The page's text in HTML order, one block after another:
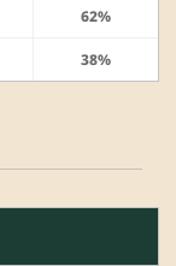
62%
38%